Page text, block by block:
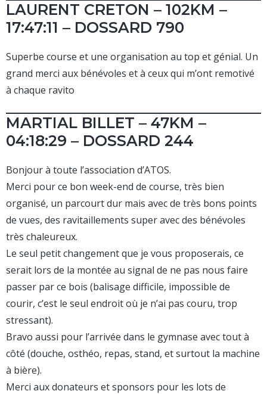
LAURENT CRETON – 102KM –
17:47:11 – DOSSARD 790
Superbe course et une organisation au top et génial. Un
grand merci aux bénévoles et à ceux qui m’ont remotivé
à chaque ravito
MARTIAL BILLET – 47KM –
04:18:29 – DOSSARD 244
Bonjour à toute l’association d’ATOS.
Merci pour ce bon week-end de course, très bien
organisé, un parcourt dur mais avec de très bons points
de vues, des ravitaillements super avec des bénévoles
très chaleureux.
Le seul petit changement que je vous proposerais, ce
serait lors de la montée au signal de ne pas nous faire
passer par ce bois (balisage difficile, impossible de
courir, c’est le seul endroit où je n’ai pas couru, trop
stressant).
Bravo aussi pour l’arrivée dans le gymnase avec tout à
côté (douche, osthéo, repas, stand, et surtout la machine
à bière).
Merci aux donateurs et sponsors pour les lots de